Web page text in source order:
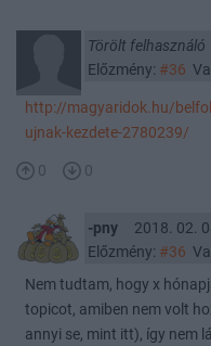
Törölt felhasználó
Előzmény: #36
http://magyaridok.hu/
ujnak-kezdete-2780239/
0 0
-pny
2018. 02.
Előzmény: #36
Nem tudtam, hogy x
topicot, amiben nem volt
annyi se, mint itt), így nem